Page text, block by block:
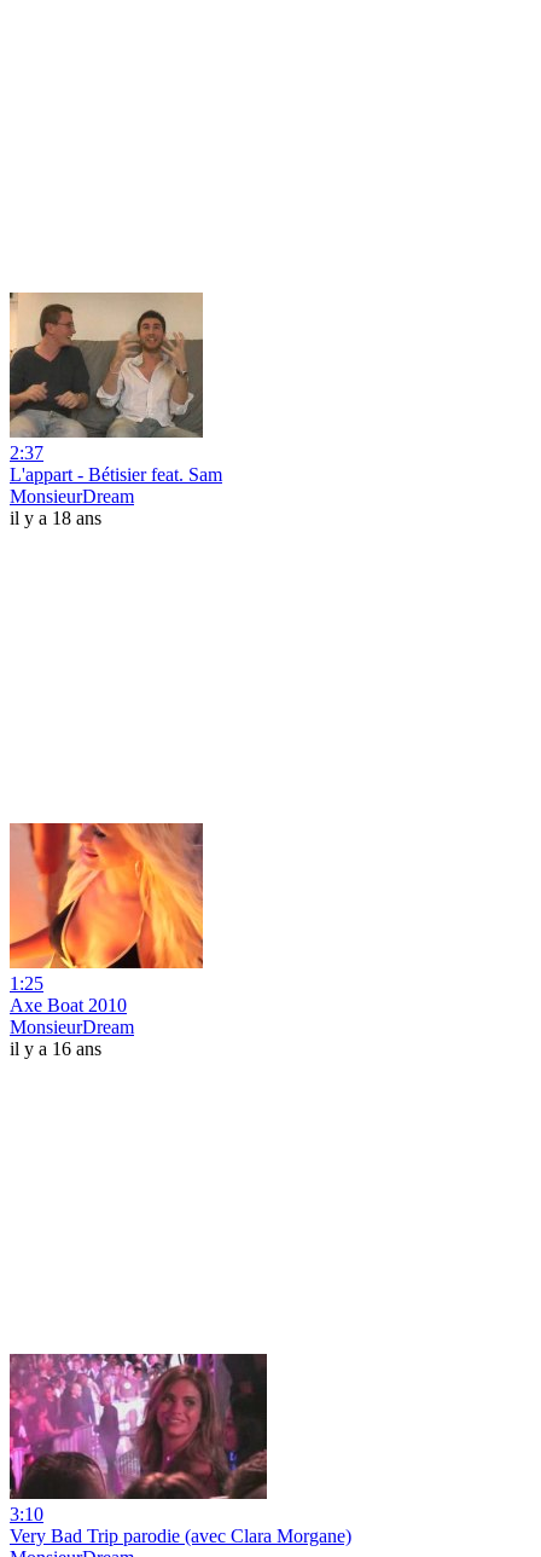
2:37
L'appart - Bétisier feat. Sam
MonsieurDream
il y a 18 ans
1:25
Axe Boat 2010
MonsieurDream
il y a 16 ans
3:10
Very Bad Trip parodie (avec Clara Morgane)